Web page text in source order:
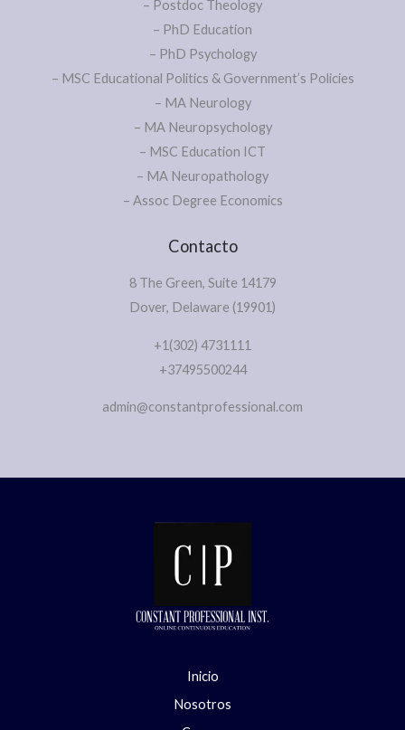
– Postdoc Theology
– PhD Education
– PhD Psychology
– MSC Educational Politics & Government’s Policies
– MA Neurology
– MA Neuropsychology
– MSC Education ICT
– MA Neuropathology
– Assoc Degree Economics
Contacto
8 The Green, Suite 14179
Dover, Delaware (19901)
+1(302) 4731111
+37495500244
admin@constantprofessional.com
Inicio
Nosotros